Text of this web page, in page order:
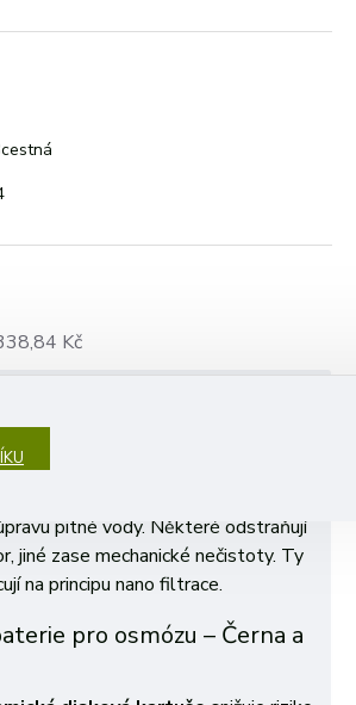
Kč
pro reverzní osmózy
baterie s osmózou. Kuchyňské
pitné vody. Některé odstraňují
jiné zase mechanické nečistoty. Ty
na principu nano filtrace.
pro osmózu – Černa a